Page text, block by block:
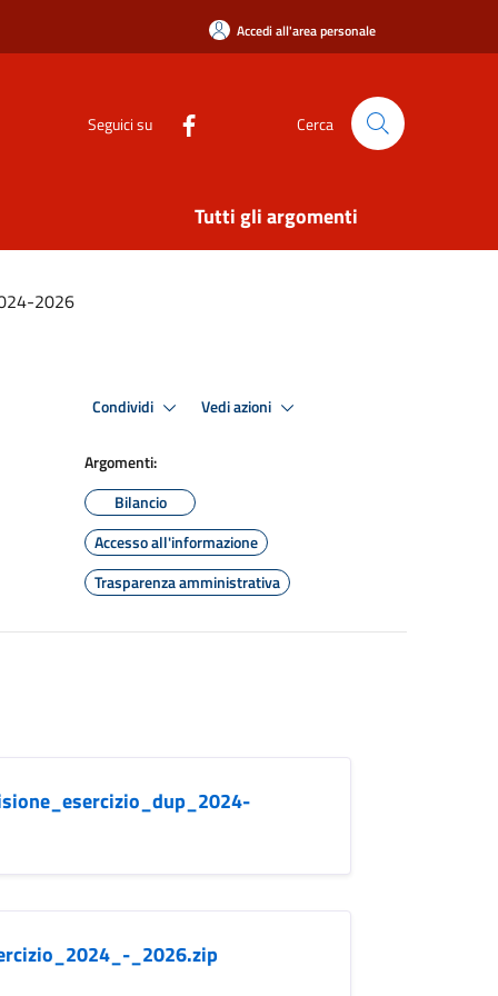
Accedi all'area personale
Seguici su Cerca
Tutti gli argomenti
2026
Condividi Vedi azioni
Argomenti:
Bilancio
Accesso all'informazione
Trasparenza amministrativa
_2026.zip